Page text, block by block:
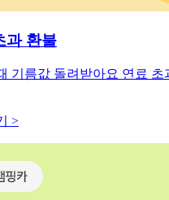
과 환불
기름값 돌려받아요 연료 초
>